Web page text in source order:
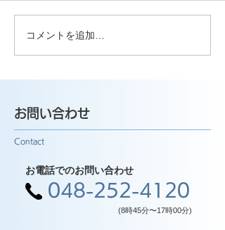
コメントを追加…
お問い合わせ
Contact
お電話でのお問い合わせ
048-252-4120
(8時45分〜17時00分)